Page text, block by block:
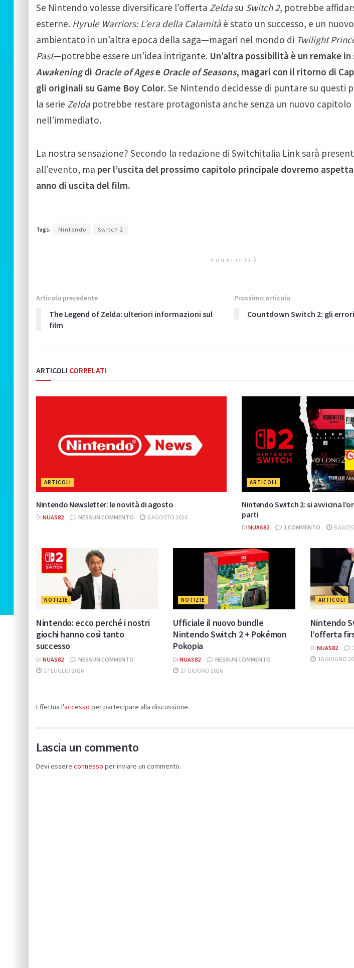
Se Nintendo volesse diversificare l’offerta Zeldasu Switch 2, potrebbe
esterne. Hyrule Warriors: L’era della Calamità è stato un successo, e un nuovo
ambientato in un’altra epoca della saga—magari nel mondo di Twilight
Past—potrebbe essere un’idea intrigante. Un’altra possibilità è un remake
Awakeningdi Oracle of Agese Oracle of Seasons, magari con il ritorno di
gli originali su Game Boy Color. Se Nintendo decidesse di puntare su questi
la serie Zelda potrebbe restare protagonista anche senza un nuovo capitolo
nell’immediato.
La nostra sensazione? Secondo la redazione di Switchitalia Link sarà
all’evento, ma per l’uscita del prossimo capitolo principale dovremo
anno di uscita del film.
Tags: Nintendo Switch 2
PUBBLICITÀ
Articolo precedente
The Legend of Zelda: ulteriori informazioni sul
film
Prossimo articolo
Countdown Switch 2: gli
ARTICOLI CORRELATI
ARTICOLI
Nintendo Newsletter: le novità di agosto
DI NUAS82 NESSUN COMMENTO 6 AGOSTO 2026
ARTICOLI
Nintendo Switch 2: si avvicina
parti
DI NUAS82 1 COMMENTO 6
NOTIZIE
Nintendo: ecco perché i nostri
giochi hanno così tanto
successo
DI NUAS82
NESSUN COMMENTO
27 LUGLIO 2026
NOTIZIE
Ufficiale il nuovo bundle
Nintendo Switch 2 + Pokémon
Pokopia
DI NUAS82
NESSUN COMMENTO
17 GIUGNO 2026
ARTICOLI
Nintendo
l’offerta
DI NUAS82
16 GIUGNO
Effettua l'accesso per partecipare alla discussione.
Lascia un commento
Devi essere connesso per inviare un commento.